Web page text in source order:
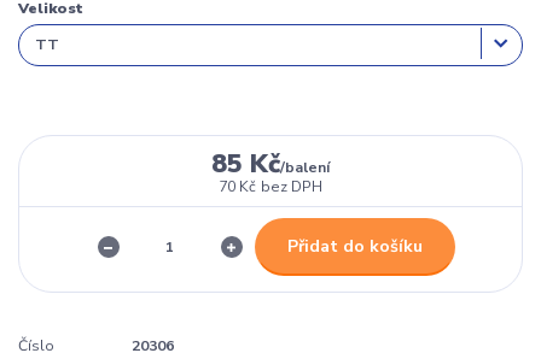
Velikost
85 Kč/balení
70 Kč bez DPH
Přidat do košíku
Číslo
20306